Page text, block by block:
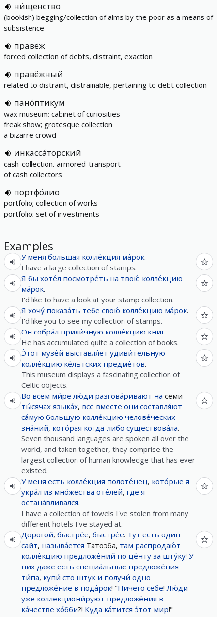
ни́щенство
(bookish) begging/collection of alms by the poor as a means of
subsistence
правёж
forced collection of debts, distraint, exaction
правёжный
related to distraint, distrainable, pertaining to debt collection
пано́птикум
wax museum; cabinet of curiosities
freak show; grotesque collection
a bizarre crowd
инкасса́торский
cash-collection, armored-transport
of cash collectors
портфо́лио
portfolio; collection of works
portfolio; set of investments
Examples
У меня большая колле́кция ма́рок.
I have a large collection of stamps.
Я бы хоте́л посмотре́ть на твою́ колле́кцию
ма́рок.
I'd like to have a look at your stamp collection.
Я хочу́ показа́ть тебе свою́ колле́кцию ма́рок.
I'd like you to see my collection of stamps.
Он собра́л прили́чную колле́кцию книг.
He has accumulated quite a collection of books.
Э́тот музе́й выставля́ет удиви́тельную
колле́кцию ке́льтских предме́тов.
This museum displays a fascinating collection of
Celtic objects.
Во всем ми́ре лю́ди разгова́ривают на семи
ты́сячах языка́х, все вместе они составля́ют
са́мую большую колле́кцию челове́ческих
зна́ний, кото́рая когда-либо существова́ла.
Seven thousand languages are spoken all over the
world, ​​and taken together, they comprise the
largest collection of human knowledge that has ever
existed.
У меня есть колле́кция полоте́нец, кото́рые я
укра́л из мно́жества оте́лей, где я
остана́вливался.
I have a collection of towels I've stolen from many
different hotels I've stayed at.
Дорогой, быстре́е, быстре́е. Тут есть один
сайт, называ́ется Татоэба, там распродаю́т
колле́кцию предложе́ний по це́нту за шту́ку! У
них даже есть специа́льные предложе́ния
ти́па, купи́ сто штук и получи́ одно
предложе́ние в пода́рок! "Ничего себе!Лю́ди
уже коллекциони́руют предложе́ния в
ка́честве хо́бби?! Куда ка́тится э́тот мир!"